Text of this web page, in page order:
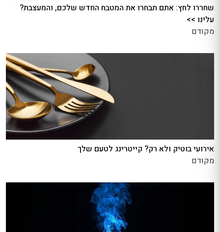
שחררו לחץ: אתם תבחרו את המטבח החדש שלכם, והמעצבת?
עלינו >>
מקודם
אירועי בוטיק ולא רק? קייטרינג לטעם שלך
מקודם